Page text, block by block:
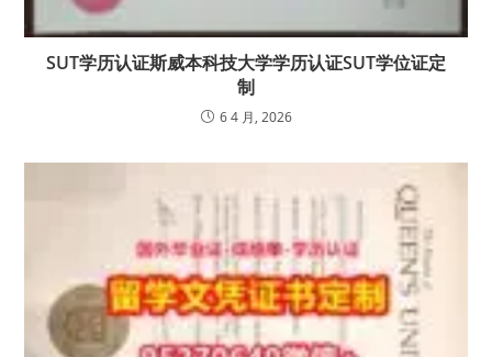
SUT学历认证斯威本科技大学学历认证SUT学位证定
制
6 4 月, 2026